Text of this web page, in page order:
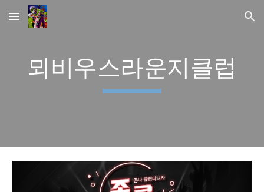
Skip to main content Skip to navigation
뫼비우스라운지클럽